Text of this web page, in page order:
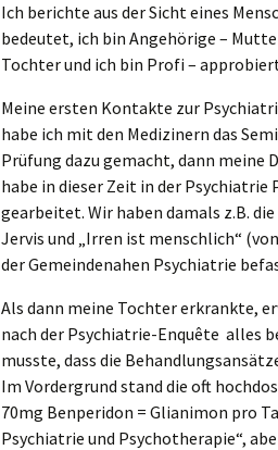
Ich berichte aus der Sicht eines
bedeutet, ich bin Angehörige –
Tochter und ich bin Profi –
Meine ersten Kontakte zur
habe ich mit den Medizinern das
Prüfung dazu gemacht, dann meine
habe in dieser Zeit in der
gearbeitet. Wir haben damals z.B.
Jervis und „Irren ist menschlich“
der Gemeindenahen Psychiatrie
Als dann meine Tochter erkrankte,
nach der Psychiatrie-Enquête alles
musste, dass die
Im Vordergrund stand die oft
70mg Benperidon = Glianimon pro
Psychiatrie und Psychotherapie“,